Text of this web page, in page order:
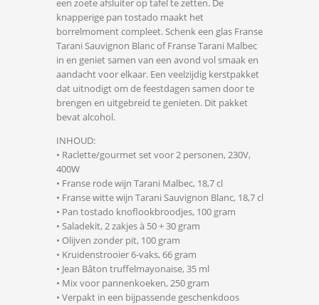
een zoete afsluiter op tafel te zetten. De
knapperige pan tostado maakt het
borrelmoment compleet. Schenk een glas Franse
Tarani Sauvignon Blanc of Franse Tarani Malbec
in en geniet samen van een avond vol smaak en
aandacht voor elkaar. Een veelzijdig kerstpakket
dat uitnodigt om de feestdagen samen door te
brengen en uitgebreid te genieten. Dit pakket
bevat alcohol.
INHOUD:
• Raclette/gourmet set voor 2 personen, 230V,
400W
• Franse rode wijn Tarani Malbec, 18,7 cl
• Franse witte wijn Tarani Sauvignon Blanc, 18,7 cl
• Pan tostado knoflookbroodjes, 100 gram
• Saladekit, 2 zakjes à 50 + 30 gram
• Olijven zonder pit, 100 gram
• Kruidenstrooier 6-vaks, 66 gram
• Jean Bâton truffelmayonaise, 35 ml
• Mix voor pannenkoeken, 250 gram
• Verpakt in een bijpassende geschenkdoos